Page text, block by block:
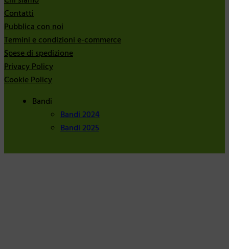
Contatti
Pubblica con noi
Termini e condizioni e-commerce
Spese di spedizione
Privacy Policy
Cookie Policy
Bandi
Bandi 2024
Bandi 2025